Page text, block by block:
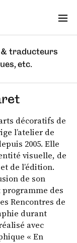
traducteurs
etc.
décoratifs de
l’atelier de
2005. Elle
visuelle, de
de l’édition.
de son
des
Rencontres de
durant
avec
« En